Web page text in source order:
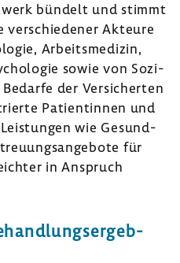
bündelt und stimmt
verschie­dener Akteure
Arbeits­me­dizin,
sowie von Sozi­
der Versi­cherten
Pati­en­tinnen und
wie Gesund­
für
in Anspruch